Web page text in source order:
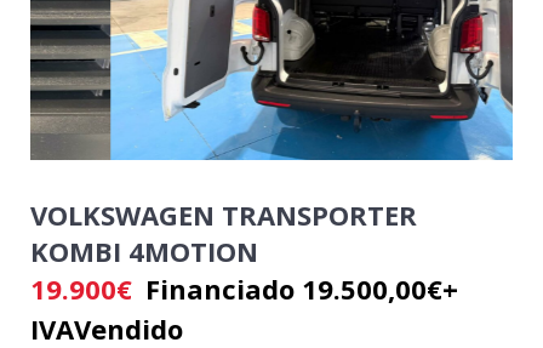
VOLKSWAGEN TRANSPORTER
KOMBI 4MOTION
19.900€ Financiado 19.500,00€+
IVAVendido